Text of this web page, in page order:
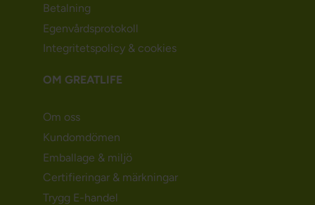
Betalning
Egenvårdsprotokoll
Integritetspolicy & cookies
OM GREATLIFE
Om oss
Kundomdömen
Emballage & miljö
Certifieringar & märkningar
Trygg E-handel